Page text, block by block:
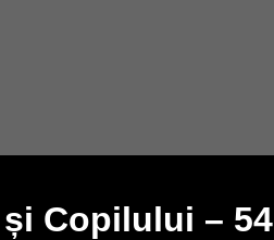
Copilului – 54